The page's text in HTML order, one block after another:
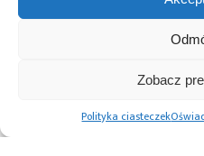
Zobacz
Polityka ciasteczek
z GRUPĄ WB
Wojska Polskiego